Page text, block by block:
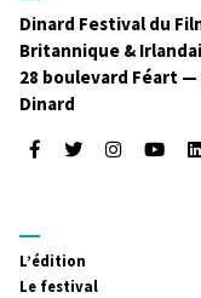
Dinard Festival du
Britannique &
28 boulevard Féart —
Dinard
FacebookTwitterInstagram
MENU
PRINCIPAL
L’édition
Le festival